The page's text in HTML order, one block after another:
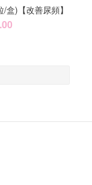
)【改善尿頻】